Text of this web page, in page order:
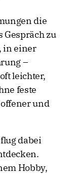
die
Gespräch zu
in einer
–
leichter,
feste
und
dabei
Hobby,